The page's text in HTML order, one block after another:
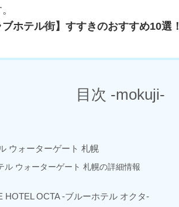
ブホテル街】すすきのおすすめ10選！
目次 -mokuji-
ウォーターゲート 札幌
ル ウォーターゲート 札幌の詳細情報
HOTEL OCTA -ブルーホテル オクタ-